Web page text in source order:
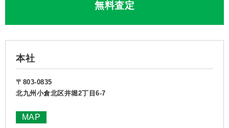
無料査定
本社
〒803-0835
北九州小倉北区井堀2丁目6-7
MAP